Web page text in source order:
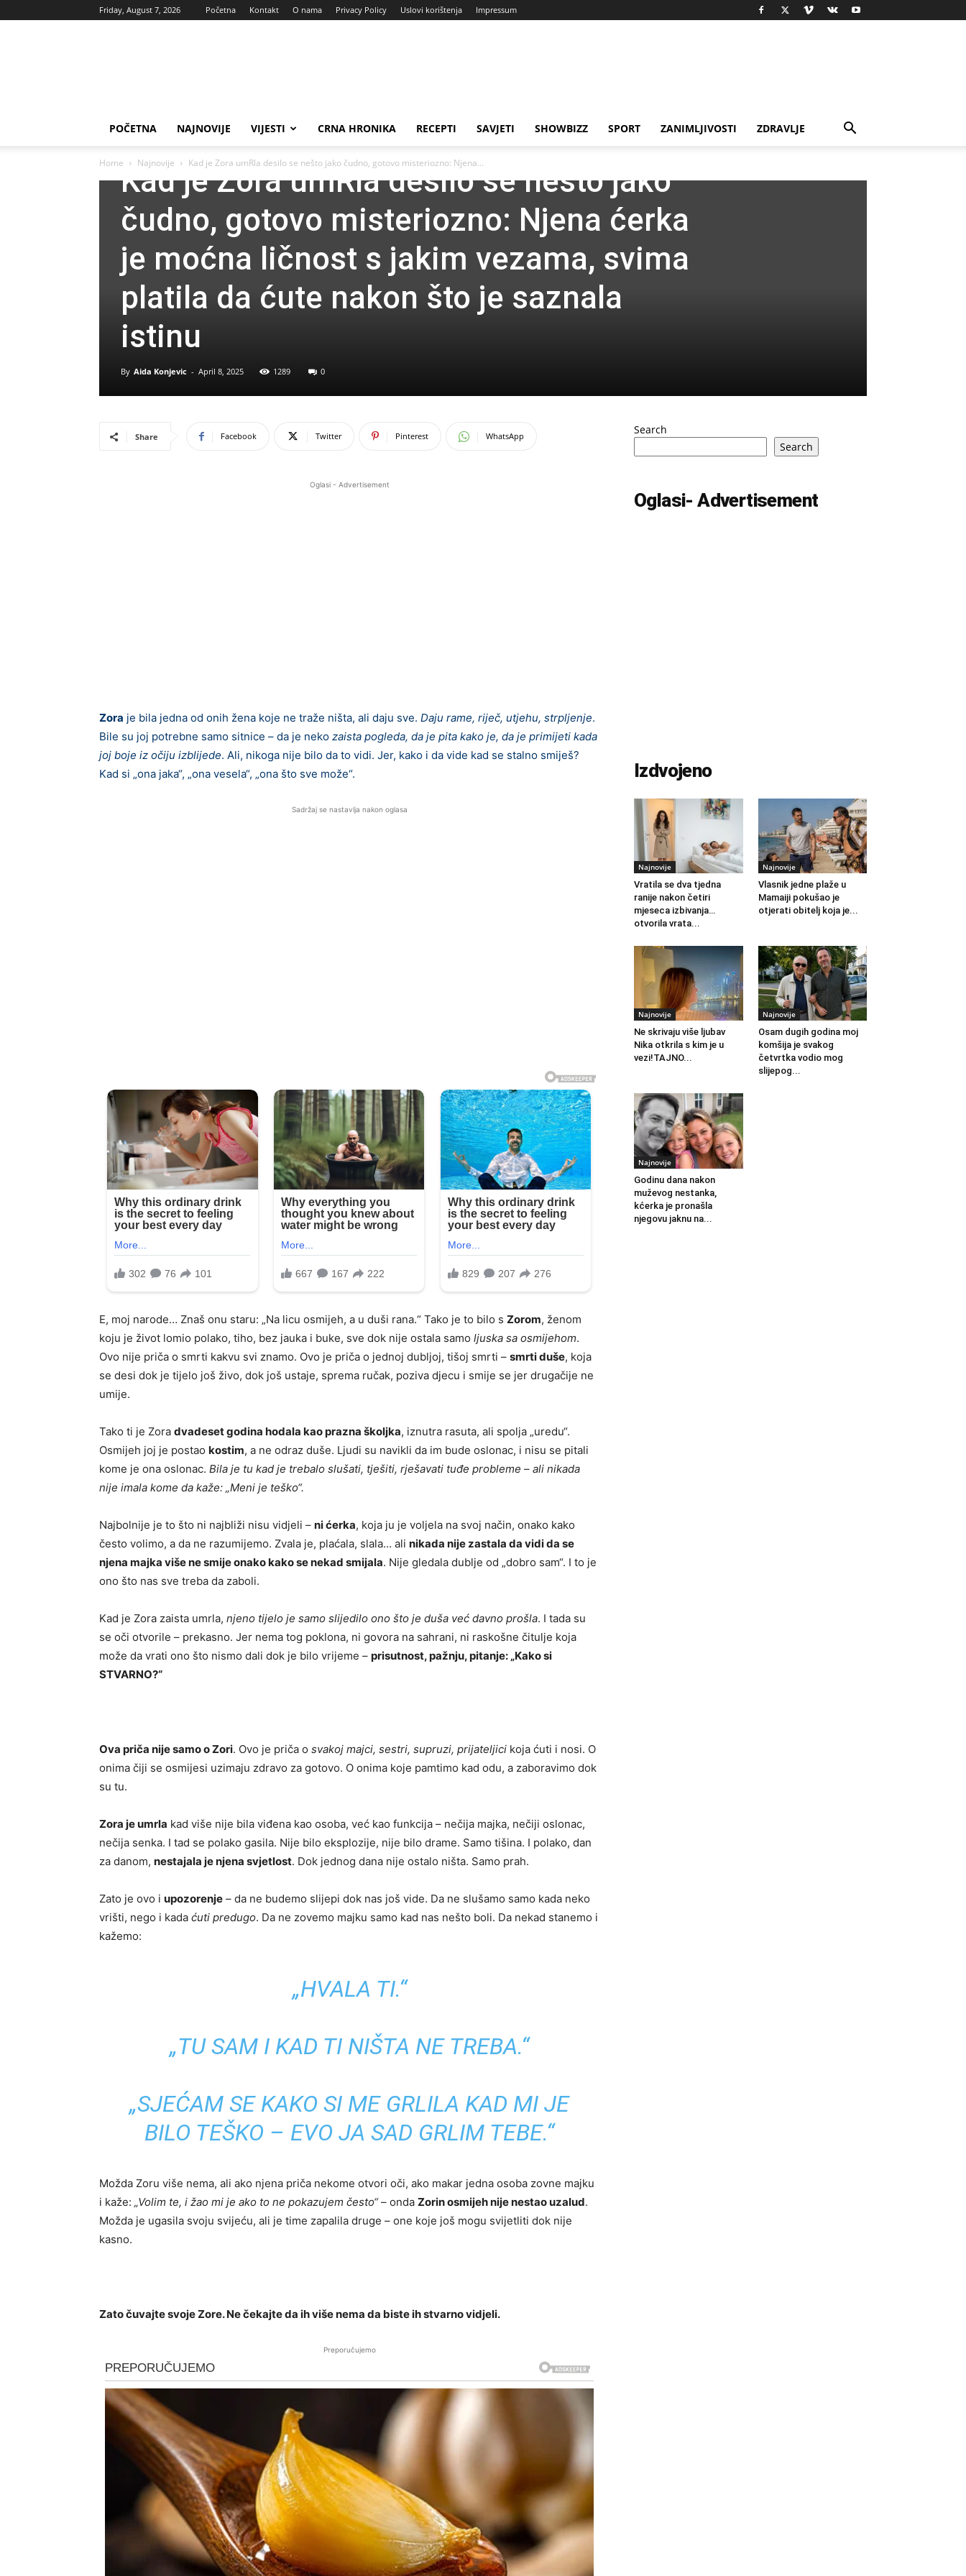
Friday, August 7, 2026 Početna Kontakt O nama Privacy Policy Uslovi korištenja Impressum
POČETNA NAJNOVIJE VIJESTI CRNA HRONIKA RECEPTI SAVJETI SHOWBIZZ SPORT ZANIMLJIVOSTI ZDRAVLJE
Home Najnovije Kad je Zora umRla desilo se nešto jako čudno, gotovo misteriozno: Njena...
Kad je Zora umRla desilo se nešto jako
čudno, gotovo misteriozno: Njena ćerka
je moćna ličnost s jakim vezama, svima
platila da ćute nakon što je saznala
istinu
By Aida Konjevic - April 8, 2025 1289 0
Share Facebook Twitter Pinterest WhatsApp
Oglasi - Advertisement
Zora je bila jedna od onih žena koje ne traže ništa, ali daju sve. Daju rame, riječ, utjehu, strpljenje.
Bile su joj potrebne samo sitnice – da je neko zaista pogleda, da je pita kako je, da je primijeti kada
joj boje iz očiju izblijede. Ali, nikoga nije bilo da to vidi. Jer, kako i da vide kad se stalno smiješ?
Kad si „ona jaka“, „ona vesela“, „ona što sve može“.
Sadržaj se nastavlja nakon oglasa
E, moj narode… Znaš onu staru: „Na licu osmijeh, a u duši rana.“ Tako je to bilo s Zorom, ženom
koju je život lomio polako, tiho, bez jauka i buke, sve dok nije ostala samo ljuska sa osmijehom.
Ovo nije priča o smrti kakvu svi znamo. Ovo je priča o jednoj dubljoj, tišoj smrti – smrti duše, koja
se desi dok je tijelo još živo, dok još ustaje, sprema ručak, poziva djecu i smije se jer drugačije ne
umije.
Tako ti je Zora dvadeset godina hodala kao prazna školjka, iznutra rasuta, ali spolja „uredu“.
Osmijeh joj je postao kostim, a ne odraz duše. Ljudi su navikli da im bude oslonac, i nisu se pitali
kome je ona oslonac. Bila je tu kad je trebalo slušati, tješiti, rješavati tuđe probleme – ali nikada
nije imala kome da kaže: „Meni je teško“.
Najbolnije je to što ni najbliži nisu vidjeli – ni ćerka, koja ju je voljela na svoj način, onako kako
često volimo, a da ne razumijemo. Zvala je, plaćala, slala… ali nikada nije zastala da vidi da se
njena majka više ne smije onako kako se nekad smijala. Nije gledala dublje od „dobro sam“. I to je
ono što nas sve treba da zaboli.
Kad je Zora zaista umrla, njeno tijelo je samo slijedilo ono što je duša već davno prošla. I tada su
se oči otvorile – prekasno. Jer nema tog poklona, ni govora na sahrani, ni raskošne čitulje koja
može da vrati ono što nismo dali dok je bilo vrijeme – prisutnost, pažnju, pitanje: „Kako si
STVARNO?“
Ova priča nije samo o Zori. Ovo je priča o svakoj majci, sestri, supruzi, prijateljici koja ćuti i nosi. O
onima čiji se osmijesi uzimaju zdravo za gotovo. O onima koje pamtimo kad odu, a zaboravimo dok
su tu.
Zora je umrla kad više nije bila viđena kao osoba, već kao funkcija – nečija majka, nečiji oslonac,
nečija senka. I tad se polako gasila. Nije bilo eksplozije, nije bilo drame. Samo tišina. I polako, dan
za danom, nestajala je njena svjetlost. Dok jednog dana nije ostalo ništa. Samo prah.
Zato je ovo i upozorenje – da ne budemo slijepi dok nas još vide. Da ne slušamo samo kada neko
vrišti, nego i kada ćuti predugo. Da ne zovemo majku samo kad nas nešto boli. Da nekad stanemo i
kažemo:
„HVALA TI.“
„TU SAM I KAD TI NIŠTA NE TREBA.“
„SJEĆAM SE KAKO SI ME GRLILA KAD MI JE
BILO TEŠKO – EVO JA SAD GRLIM TEBE.“
Možda Zoru više nema, ali ako njena priča nekome otvori oči, ako makar jedna osoba zovne majku
i kaže: „Volim te, i žao mi je ako to ne pokazujem često“– onda Zorin osmijeh nije nestao uzalud.
Možda je ugasila svoju svijeću, ali je time zapalila druge – one koje još mogu svijetliti dok nije
kasno.
Zato čuvajte svoje Zore. Ne čekajte da ih više nema da biste ih stvarno vidjeli.
Preporučujemo
Search
Search
Oglasi- Advertisement
Izdvojeno
Najnovije
Vratila se dva tjedna
ranije nakon četiri
mjeseca izbivanja…
otvorila vrata...
Najnovije
Vlasnik jedne plaže u
Mamaiji pokušao je
otjerati obitelj koja je...
Najnovije
Ne skrivaju više ljubav
Nika otkrila s kim je u
vezi!TAJNO...
Najnovije
Osam dugih godina moj
komšija je svakog
četvrtka vodio mog
slijepog...
Najnovije
Godinu dana nakon
muževog nestanka,
kćerka je pronašla
njegovu jaknu na...